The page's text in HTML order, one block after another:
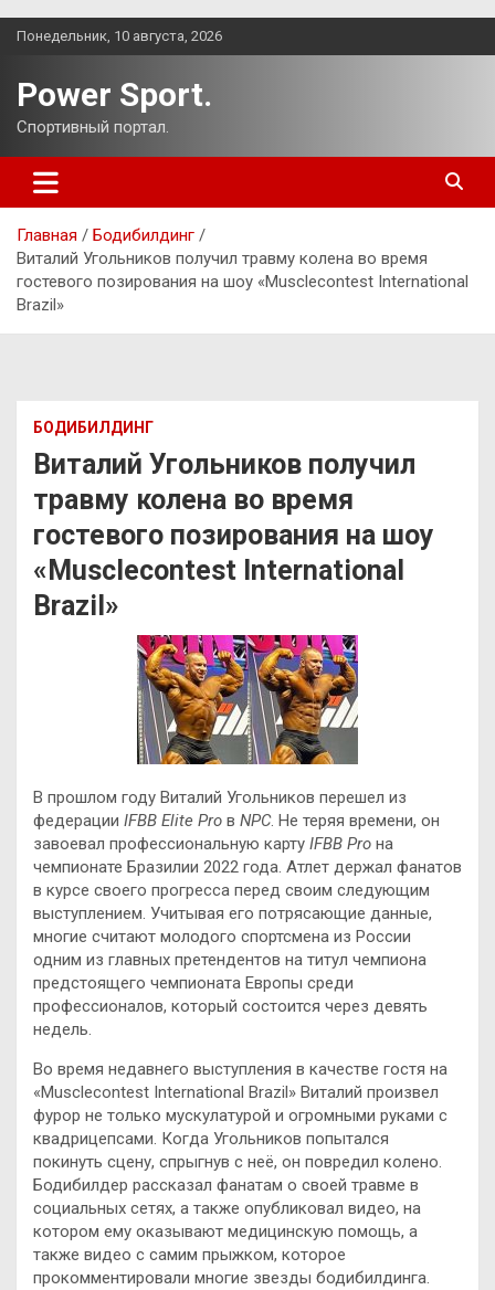
Перейти
Понедельник, 10 августа, 2026
Power Sport.
Спортивный портал.
Главная
Бодибилдинг
Виталий Угольников получил травму колена во время
гостевого позирования на шоу «Musclecontest International
Brazil»
БОДИБИЛДИНГ
Виталий Угольников получил
травму колена во время
гостевого позирования на шоу
«Musclecontest International
Brazil»
В прошлом году Виталий Угольников перешел из
федерации IFBB Elite Pro в NPC. Не теряя времени, он
завоевал профессиональную карту IFBB Pro на
чемпионате Бразилии 2022 года. Атлет держал фанатов
в курсе своего прогресса перед своим следующим
выступлением. Учитывая его потрясающие данные,
многие считают молодого спортсмена из России
одним из главных претендентов на титул чемпиона
предстоящего чемпионата Европы среди
профессионалов, который состоится через девять
недель.
Во время недавнего выступления в качестве гостя на
«Musclecontest International Brazil» Виталий произвел
фурор не только мускулатурой и огромными руками с
квадрицепсами. Когда Угольников попытался
покинуть сцену, спрыгнув с неё, он повредил колено.
Бодибилдер рассказал фанатам о своей травме в
социальных сетях, а также опубликовал видео, на
котором ему оказывают медицинскую помощь, а
также видео с самим прыжком, которое
прокомментировали многие звезды бодибилдинга.